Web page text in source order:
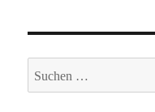
Suche
nach: